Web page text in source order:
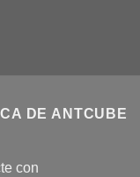
DE ANTCUBE
con